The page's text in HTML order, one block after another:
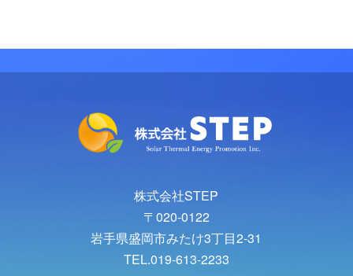
株式会社STEP
〒020-0122
岩手県盛岡市みたけ3丁目2-31
TEL.019-613-2233